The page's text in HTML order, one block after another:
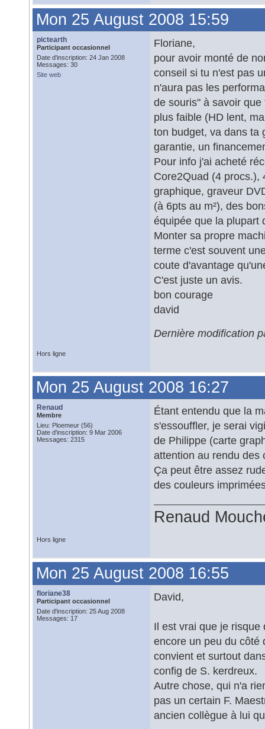
Mon 25 August 2008 15:59
pictearth
Participant occasionnel
Date d'inscription: 24 Jan 2008
Messages: 30
Site web
Floriane,
pour avoir monté de
conseil si tu n'est pas
n'aura pas les
de souris" à savoir
plus faible (HD lent,
ton budget, va dans ta
garantie, un
Pour info j'ai acheté
Core2Quad (4 procs.),
graphique, graveur
(à 6pts au m²), des
équipée que la plupart
Monter sa propre
terme c'est souvent
coute d'avantage
C'est juste un avis.
bon courage
david
Dernière modification
Hors ligne
Mon 25 August 2008 16:27
Renaud
Membre
Lieu: Ploemeur (56)
Date d'inscription: 9 Mar 2006
Messages: 2315
Étant entendu que la
s'essouffler, je serai
de Philippe (carte
attention au rendu des
Ça peut être assez
des couleurs
Renaud
Hors ligne
Mon 25 August 2008 16:55
floriane38
Participant occasionnel
Date d'inscription: 25 Aug 2008
Messages: 17
David,
Il est vrai que je
encore un peu du côté
convient et surtout
config de S. kerdreux.
Autre chose, qui n'a
pas un certain F.
ancien collègue à lui